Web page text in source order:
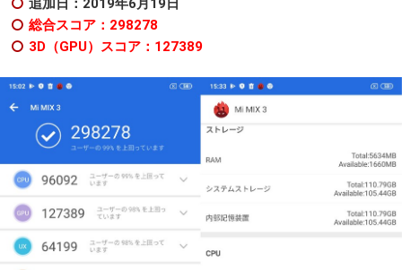
追加日：2019年6月19日
総合スコア：298278
3D（GPU）スコア：127389